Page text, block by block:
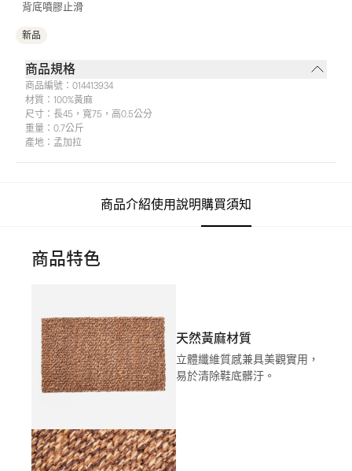
背底噴膠止滑
新品
商品規格
商品編號： 014413934
材質： 100%黃麻
尺寸： 長45，寬75，高0.5公分
重量： 0.7公斤
產地： 孟加拉
商品介紹使用說明購買須知
商品特色
天然黃麻材質
立體纖維質感兼具美觀實用，
易於清除鞋底髒汙。